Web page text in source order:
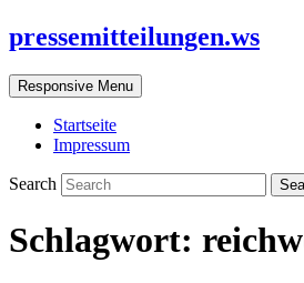
pressemitteilungen.ws
Responsive Menu
Startseite
Impressum
Search
Schlagwort: